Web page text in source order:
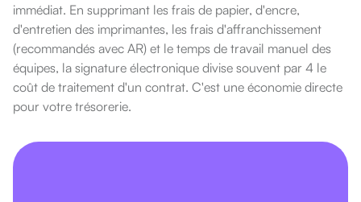
immédiat. En supprimant les frais de papier, d'encre,
d'entretien des imprimantes, les frais d'affranchissement
(recommandés avec AR) et le temps de travail manuel des
équipes, la signature électronique divise souvent par 4 le
coût de traitement d'un contrat. C'est une économie directe
pour votre trésorerie.